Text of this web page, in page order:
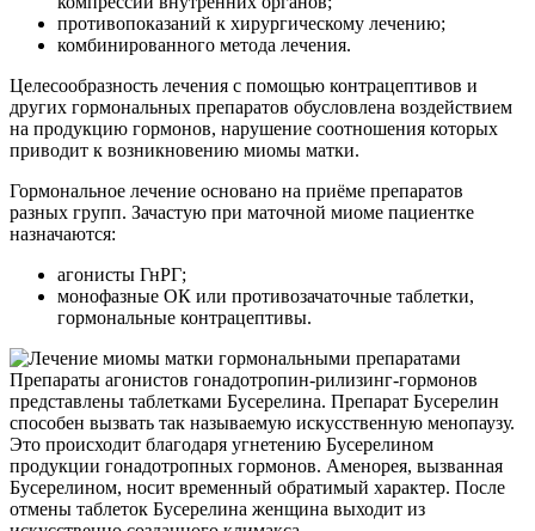
противопоказаний к хирургическому лечению;
комбинированного метода лечения.
Целесообразность лечения с помощью контрацептивов и
других гормональных препаратов обусловлена воздействием
на продукцию гормонов, нарушение соотношения которых
приводит к возникновению миомы матки.
Гормональное лечение основано на приёме препаратов
разных групп. Зачастую при маточной миоме пациентке
назначаются:
агонисты ГнРГ;
монофазные ОК или противозачаточные таблетки,
гормональные контрацептивы.
Препараты агонистов гонадотропин-рилизинг-гормонов
представлены таблетками Бусерелина. Препарат Бусерелин
способен вызвать так называемую искусственную менопаузу.
Это происходит благодаря угнетению Бусерелином
продукции гонадотропных гормонов. Аменорея, вызванная
Бусерелином, носит временный обратимый характер. После
отмены таблеток Бусерелина женщина выходит из